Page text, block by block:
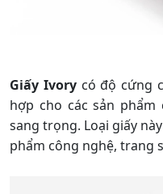
Giấy Ivorycó độ cứng
hợp cho các sản
sang trọng. Loại giấy
phẩm công nghệ, trang